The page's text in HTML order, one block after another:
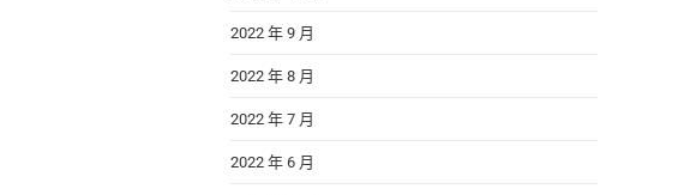
2022 年 9 月
2022 年 8 月
2022 年 7 月
2022 年 6 月